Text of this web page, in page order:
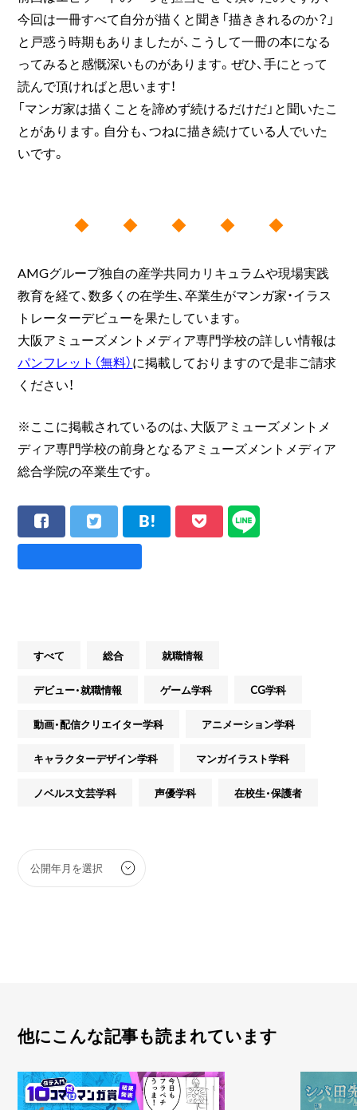
今回は一冊すべて自分が描くと聞き「描ききれるのか？」
と戸惑う時期もありましたが、こうして一冊の本になる
ってみると感慨深いものがあります。ぜひ、手にとって
読んで頂ければと思います！
「マンガ家は描くことを諦めず続けるだけだ」と聞いたこ
とがあります。自分も、つねに描き続けている人でいた
いです。
◆ ◆ ◆ ◆ ◆
AMGグループ独自の産学共同カリキュラムや現場実践
教育を経て、数多くの在学生、卒業生がマンガ家・イラス
トレーターデビューを果たしています。
大阪アミューズメントメディア専門学校の詳しい情報は
パンフレット（無料）に掲載しておりますので是非ご請求
ください！
※ここに掲載されているのは、大阪アミューズメントメ
ディア専門学校の前身となるアミューズメントメディア
総合学院の卒業生です。
すべて 総合 就職情報
デビュー・就職情報 ゲーム学科 CG学科
動画・配信クリエイター学科 アニメーション学科
キャラクターデザイン学科 マンガイラスト学科
ノベルス文芸学科 声優学科 在校生・保護者
他にこんな記事も読まれています